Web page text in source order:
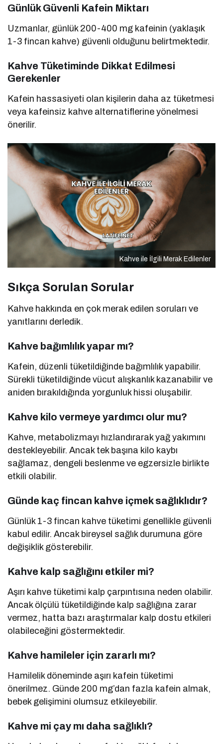
Günlük Güvenli Kafein Miktarı
Uzmanlar, günlük 200-400 mg kafeinin (yaklaşık
1-3 fincan kahve) güvenli olduğunu belirtmektedir.
Kahve Tüketiminde Dikkat Edilmesi
Gerekenler
Kafein hassasiyeti olan kişilerin daha az tüketmesi
veya kafeinsiz kahve alternatiflerine yönelmesi
önerilir.
Kahve ile İlgili Merak Edilenler
Sıkça Sorulan Sorular
Kahve hakkında en çok merak edilen soruları ve
yanıtlarını derledik.
Kahve bağımlılık yapar mı?
Kafein, düzenli tüketildiğinde bağımlılık yapabilir.
Sürekli tüketildiğinde vücut alışkanlık kazanabilir ve
aniden bırakıldığında yorgunluk hissi oluşabilir.
Kahve kilo vermeye yardımcı olur mu?
Kahve, metabolizmayı hızlandırarak yağ yakımını
destekleyebilir. Ancak tek başına kilo kaybı
sağlamaz, dengeli beslenme ve egzersizle birlikte
etkili olabilir.
Günde kaç fincan kahve içmek sağlıklıdır?
Günlük 1-3 fincan kahve tüketimi genellikle güvenli
kabul edilir. Ancak bireysel sağlık durumuna göre
değişiklik gösterebilir.
Kahve kalp sağlığını etkiler mi?
Aşırı kahve tüketimi kalp çarpıntısına neden olabilir.
Ancak ölçülü tüketildiğinde kalp sağlığına zarar
vermez, hatta bazı araştırmalar kalp dostu etkileri
olabileceğini göstermektedir.
Kahve hamileler için zararlı mı?
Hamilelik döneminde aşırı kafein tüketimi
önerilmez. Günde 200 mg’dan fazla kafein almak,
bebek gelişimini olumsuz etkileyebilir.
Kahve mi çay mı daha sağlıklı?